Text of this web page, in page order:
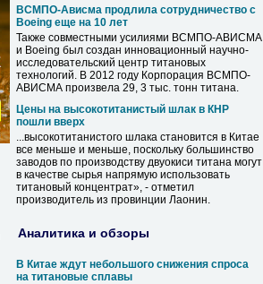
ВСМПО-Ависма продлила сотрудничество с
Boeing еще на 10 лет
Также совместными усилиями ВСМПО-АВИСМА
и Boeing был создан инновационный научно-
исследовательский центр титановых
технологий. В 2012 году Корпорация ВСМПО-
АВИСМА произвела 29, 3 тыс. тонн титана.
Цены на высокотитанистый шлак в КНР
пошли вверх
...высокотитанистого шлака становится в Китае
все меньше и меньше, поскольку большинство
заводов по производству двуокиси титана могут
в качестве сырья напрямую использовать
титановый концентрат», - отметил
производитель из провинции Лаонин.
Аналитика и обзоры
В Китае ждут небольшого снижения спроса
на титановые сплавы